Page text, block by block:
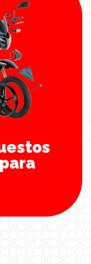
para